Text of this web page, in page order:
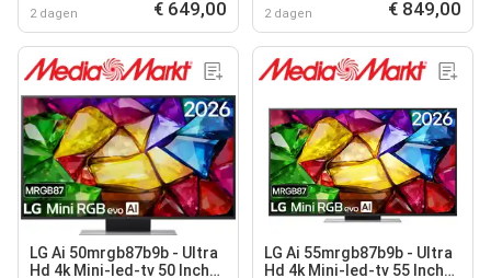
2 dagen € 649,00 2 dagen € 849,00
LG Ai 50mrgb87b9b - Ultra
Hd 4k Mini-led-tv 50 Inch
LG Ai 55mrgb87b9b - Ultra
Hd 4k Mini-led-tv 55 Inch